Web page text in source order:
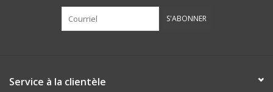
S'ABONNER
Service à la clientèle